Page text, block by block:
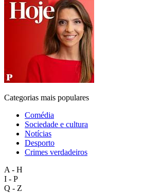
Categorias mais populares
Comédia
Sociedade e cultura
Notícias
Desporto
Crimes verdadeiros
A - H
I - P
Q - Z